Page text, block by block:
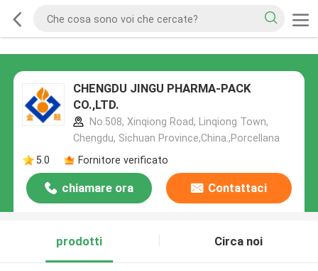
CHENGDU JINGU PHARMA-PACK
CO.,LTD.
No.508, Xinqiong Road, Linqiong Town,
Chengdu, Sichuan Province,China.,Porcellana
5.0
Fornitore verificato
chiamare ora Contattaci
prodotti Circa noi